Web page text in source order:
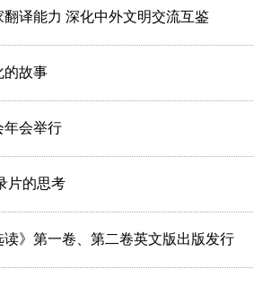
翻译能力 深化中外文明交流互鉴
的故事
年会举行
片的思考
读》第一卷、第二卷英文版出版发行